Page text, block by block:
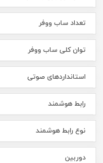
تعداد ساب ووفر
توان کلی ساب ووفر
استانداردهای صوتی
رابط هوشمند
نوع رابط هوشمند
دوربین